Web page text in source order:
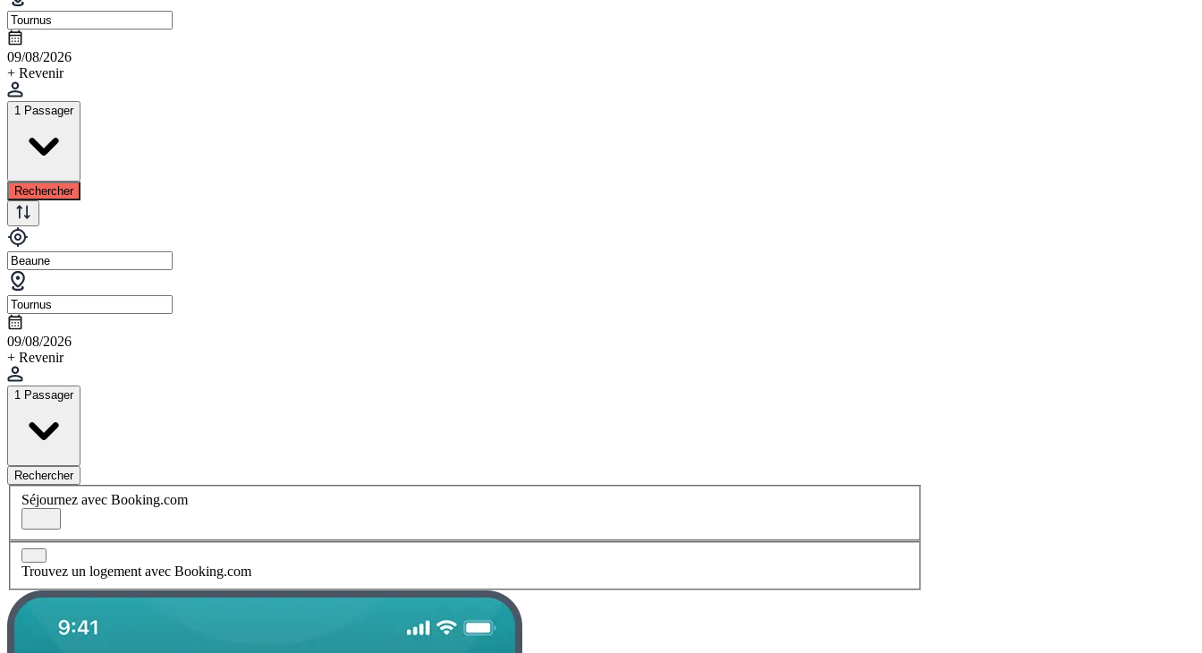
09/08/2026
+ Revenir
1 Passager
Rechercher
09/08/2026
+ Revenir
1 Passager
Rechercher
Séjournez avec Booking.com
Trouvez un logement avec Booking.com